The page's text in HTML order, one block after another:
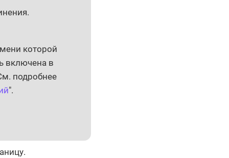
которой
включена в
подробнее
".